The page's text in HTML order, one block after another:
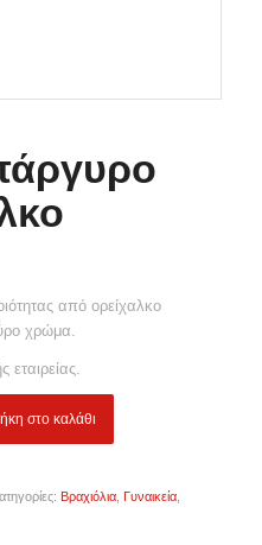
από ορείχαλκο
χρώμα.
εταιρείας.
στο καλάθι
Βραχιόλια, Γυναικεία,